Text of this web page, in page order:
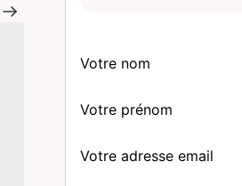
Votre nom
Votre prénom
Votre adresse email